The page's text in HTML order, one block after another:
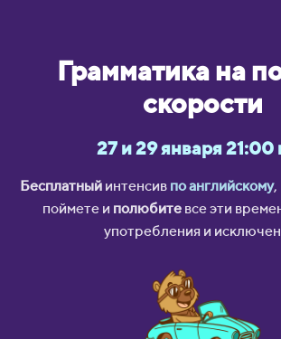
Грамматика на
скорости
27 и 29 января 21:00
Бесплатный интенсив по английскому,
поймете и полюбите все эти
употребления и